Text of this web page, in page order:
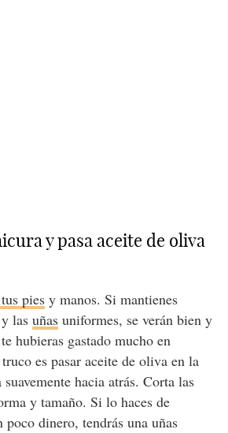
y pasa aceite de oliva
piesy manos. Si mantienes
las uñasuniformes, se verán bien y
hubieras gastado mucho en
es pasar aceite de oliva en la
hacia atrás. Corta las
y tamaño. Si lo haces de
poco dinero, tendrás una uñas